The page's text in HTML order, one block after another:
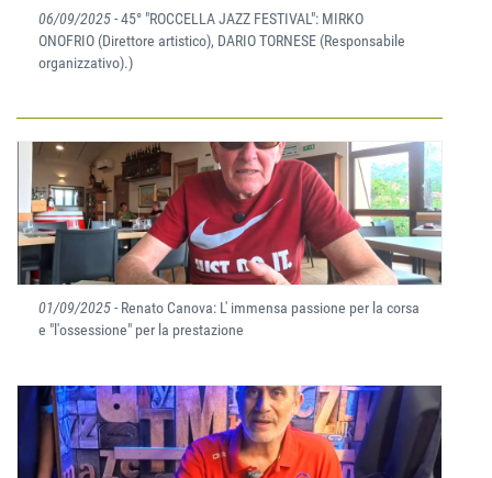
06/09/2025- 45° "ROCCELLA JAZZ FESTIVAL": MIRKO
ONOFRIO (Direttore artistico), DARIO TORNESE (Responsabile
organizzativo).)
01/09/2025- Renato Canova: L' immensa passione per la corsa
e "l'ossessione" per la prestazione